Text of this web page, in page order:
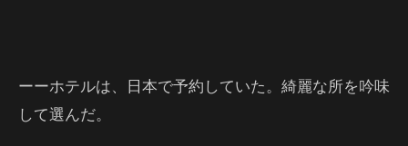
ーーホテルは、日本で予約していた。綺麗な所を吟味
して選んだ。